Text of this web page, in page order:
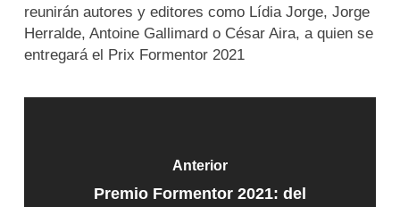
reunirán autores y editores como Lídia Jorge, Jorge
Herralde, Antoine Gallimard o César Aira, a quien se
entregará el Prix Formentor 2021
Anterior
Premio Formentor 2021: del